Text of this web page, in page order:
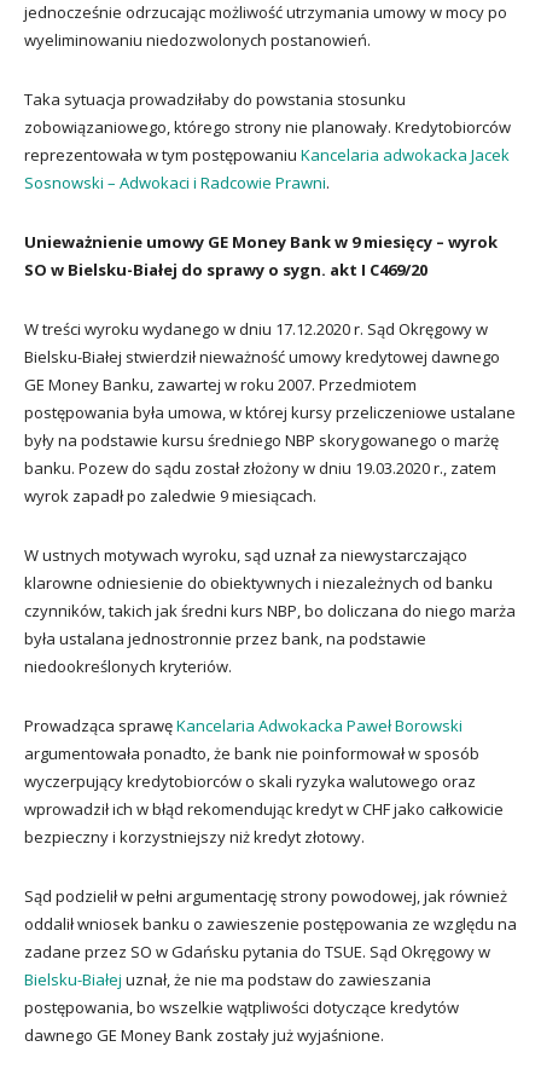
jednocześnie odrzucając możliwość utrzymania umowy w mocy po
wyeliminowaniu niedozwolonych postanowień.
Taka sytuacja prowadziłaby do powstania stosunku
zobowiązaniowego, którego strony nie planowały. Kredytobiorców
reprezentowała w tym postępowaniu Kancelaria adwokacka Jacek
Sosnowski – Adwokaci i Radcowie Prawni.
Unieważnienie umowy GE Money Bank w 9 miesięcy – wyrok
SO w Bielsku-Białej do sprawy o sygn. akt I C469/20
W treści wyroku wydanego w dniu 17.12.2020 r. Sąd Okręgowy w
Bielsku-Białej stwierdził nieważność umowy kredytowej dawnego
GE Money Banku, zawartej w roku 2007. Przedmiotem
postępowania była umowa, w której kursy przeliczeniowe ustalane
były na podstawie kursu średniego NBP skorygowanego o marżę
banku. Pozew do sądu został złożony w dniu 19.03.2020 r., zatem
wyrok zapadł po zaledwie 9 miesiącach.
W ustnych motywach wyroku, sąd uznał za niewystarczająco
klarowne odniesienie do obiektywnych i niezależnych od banku
czynników, takich jak średni kurs NBP, bo doliczana do niego marża
była ustalana jednostronnie przez bank, na podstawie
niedookreślonych kryteriów.
Prowadząca sprawęKancelaria Adwokacka Paweł Borowski
argumentowała ponadto, że bank nie poinformował w sposób
wyczerpujący kredytobiorców o skali ryzyka walutowego oraz
wprowadził ich w błąd rekomendując kredyt w CHF jako całkowicie
bezpieczny i korzystniejszy niż kredyt złotowy.
Sąd podzielił w pełni argumentację strony powodowej, jak również
oddalił wniosek banku o zawieszenie postępowania ze względu na
zadane przez SO w Gdańsku pytania do TSUE. Sąd Okręgowy w
Bielsku-Białej uznał, że nie ma podstaw do zawieszania
postępowania, bo wszelkie wątpliwości dotyczące kredytów
dawnego GE Money Bank zostały już wyjaśnione.